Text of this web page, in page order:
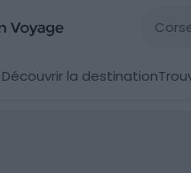
Découvrir la destination